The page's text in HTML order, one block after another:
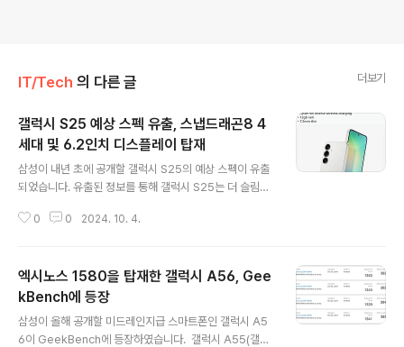
IT/Tech 의 다른 글 더보기
갤럭시 S25 예상 스펙 유출, 스냅드래곤8 4
세대 및 6.2인치 디스플레이 탑재
삼성이 내년 초에 공개할 갤럭시 S25의 예상 스펙이 유출
되었습니다. 유출된 정보를 통해 갤럭시 S25는 더 슬림
이(120Hz 주사율 지원)과 스냅드래곤8 4세대(스냅드래
를 적용했습니다. 또한, 5000만 메인 + 1200만 초광
각 + 1000만 3배 망원 카메라와 25W 고속 충전 및 9
W 역충전을 지원하는 4000mAh 배터리, 12GB RAM
을 탑재하는등 현재 출시되는 갤럭시 S24 대비 향상된 스
0 0 2024. 10. 4.
엑시노스 1580을 탑재한 갤럭시 A56, Gee
kBench에 등장
삼성이 올해 공개할 미드레인지급 스마트폰인 갤럭시 A5
6이 GeekBench에 등장하였습니다. 갤럭시 A55(갤럭